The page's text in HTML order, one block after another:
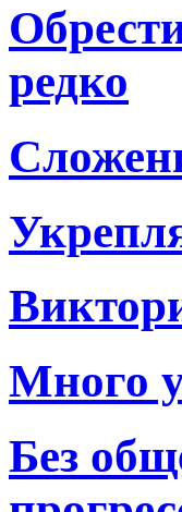
редко
Много
Без